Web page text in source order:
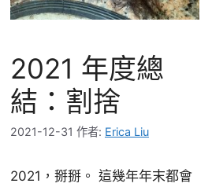
2021 年度總
結：割捨
2021-12-31 作者: Erica Liu
2021，掰掰。 這幾年年末都會